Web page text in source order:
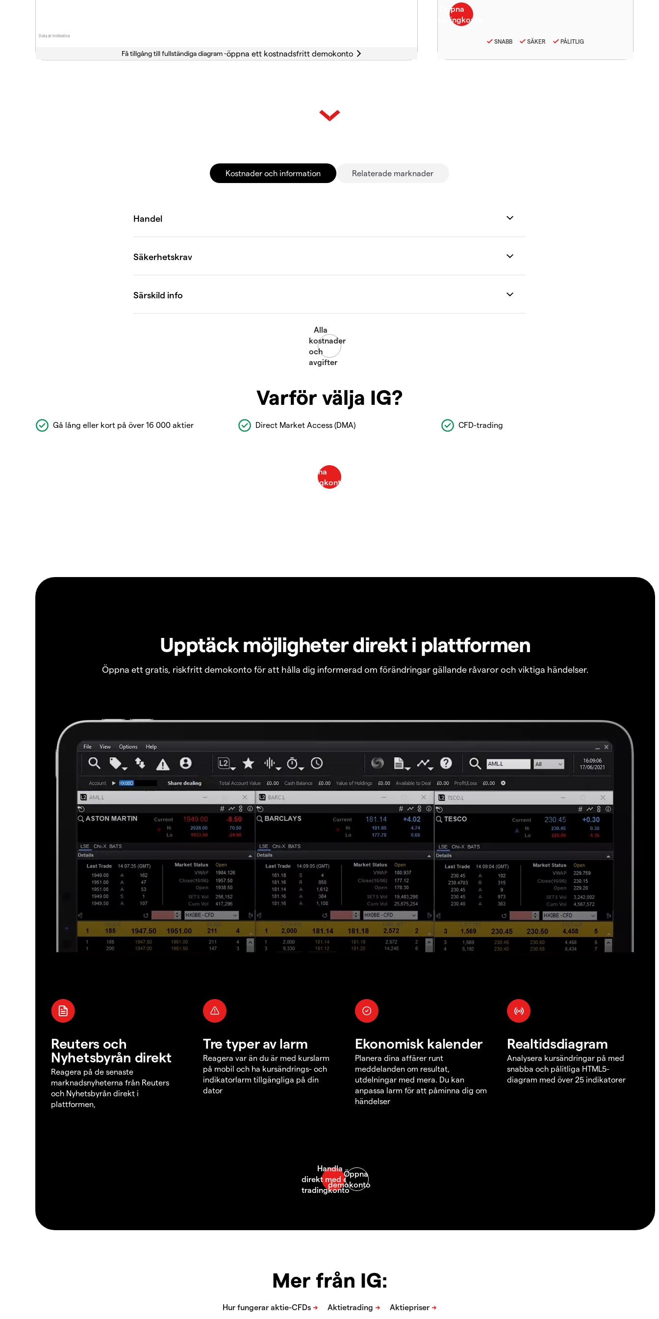
Data är indikativa
Få tillgång till fullständiga diagram -
SNABB SÄKER PÅLITLIG
Kostnader och information Relaterade marknader
Varför välja IG?
Gå lång eller kort på över 16 000 aktier Direct Market Access (DMA) CFD-trading
Upptäck möjligheter direkt i plattformen
Öppna ett gratis, riskfritt demokonto för att hålla dig informerad om förändringar gällande råvaror och viktiga händelser.
Reuters och
Nyhetsbyrån direkt
Reagera på de senaste
marknadsnyheterna från Reuters
och Nyhetsbyrån direkt i
plattformen,
Tre typer av larm
Reagera var än du är med kurslarm
på mobil och ha kursändrings- och
indikatorlarm tillgängliga på din
dator
Ekonomisk kalender
Planera dina affärer runt
meddelanden om resultat,
utdelningar med mera. Du kan
anpassa larm för att påminna dig om
händelser
Realtidsdiagram
Analysera kursändringar på med
snabba och pålitliga HTML5-
diagram med över 25 indikatorer
Mer från IG: